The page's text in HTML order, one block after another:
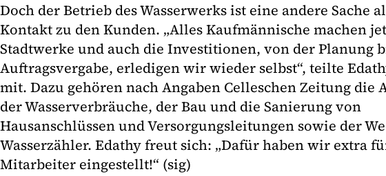
Doch der Betrieb des Wasserwerks ist eine andere Sache
Kontakt zu den Kunden. „Alles Kaufmännische machen
Stadtwerke und auch die Investitionen, von der Planung
Auftragsvergabe, erledigen wir wieder selbst“, teilte
mit. Dazu gehören nach Angaben Celleschen Zeitung die
der Wasserverbräuche, der Bau und die Sanierung von
Hausanschlüssen und Versorgungsleitungen sowie der
Wasserzähler. Edathy freut sich: „Dafür haben wir extra
Mitarbeiter eingestellt!“ (sig)